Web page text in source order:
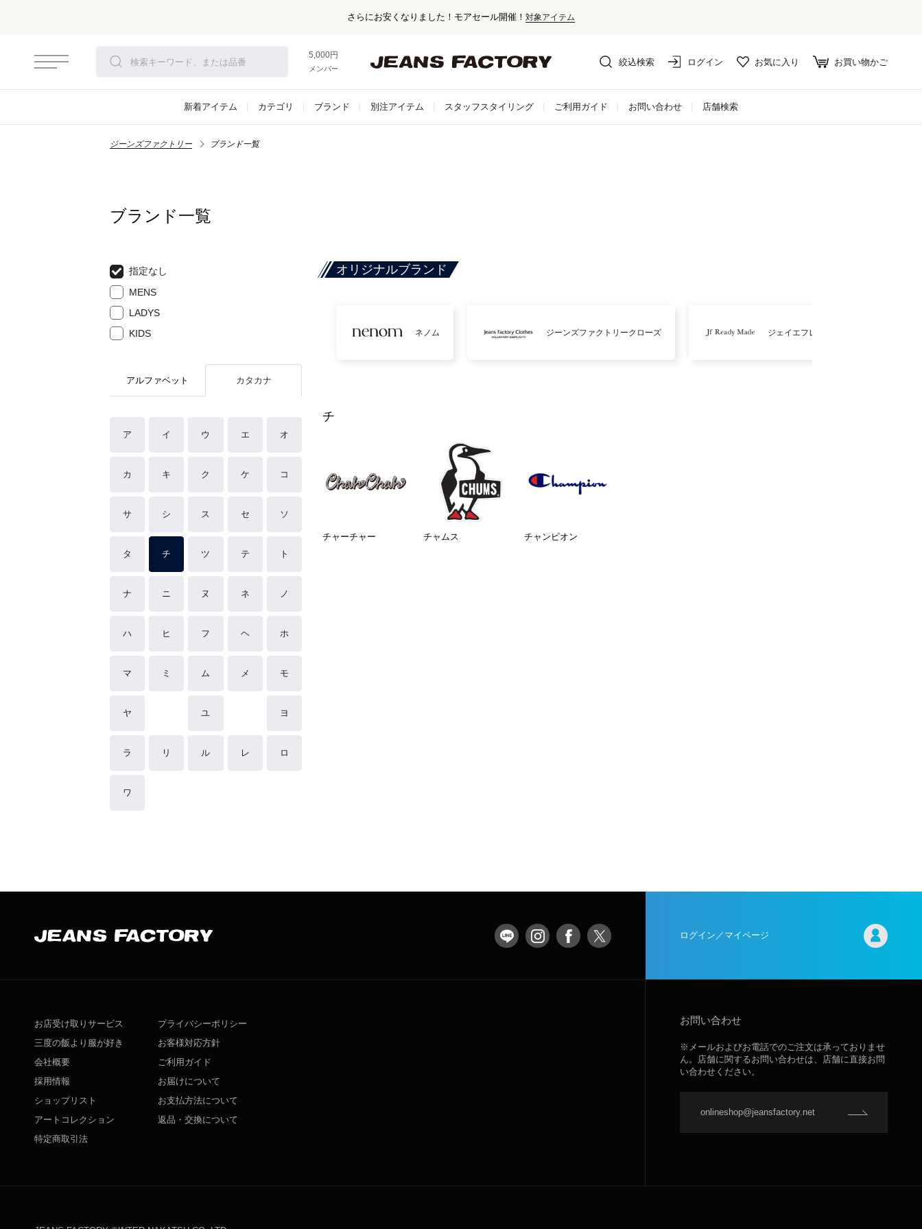
さらにお安くなりました！モアセール開催！ 対象アイテム
5,000円以上お買い上げで送料無料！
メンバー登録でお得な情報をゲット。さらに詳しく
絞込検索 ログイン お気に入り お買い物かご
新着アイテム カテゴリ ブランド 別注アイテム スタッフスタイリング ご利用ガイド お問い合わせ 店舗検索
ジーンズファクトリー ブランド一覧
ブランド一覧
指定なし
MENS
LADYS
KIDS
アルファベット カタカナ
ア イ ウ エ オ
カ キ ク ケ コ
サ シ ス セ ソ
タ チ ツ テ ト
ナ ニ ヌ ネ ノ
ハ ヒ フ ヘ ホ
マ ミ ム メ モ
ヤ ユ ヨ
ラ リ ル レ ロ
ワ
オリジナルブランド
ネノム ジーンズファクトリークローズ ジェイエフレディメイド
チ
チャーチャー チャムス チャンピオン
ログイン／マイページ
お店受け取りサービス
三度の飯より服が好き
会社概要
採用情報
ショップリスト
アートコレクション
特定商取引法
プライバシーポリシー
お客様対応方針
ご利用ガイド
お届けについて
お支払方法について
返品・交換について
お問い合わせ
※メールおよびお電話でのご注文は承っておりませ
ん。店舗に関するお問い合わせは、店舗に直接お問
い合わせください。
onlineshop@jeansfactory.net